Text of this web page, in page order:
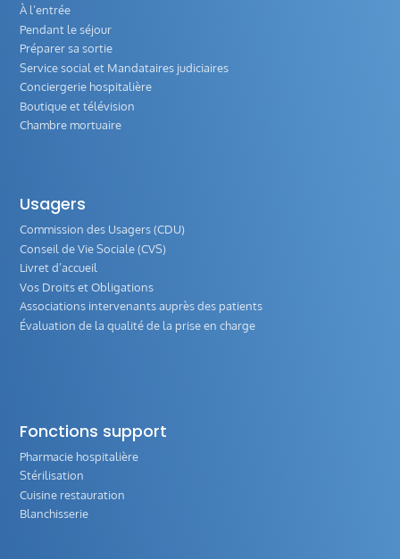
À l’entrée
Pendant le séjour
Préparer sa sortie
Service social et Mandataires judiciaires
Conciergerie hospitalière
Boutique et télévision
Chambre mortuaire
Usagers
Commission des Usagers (CDU)
Conseil de Vie Sociale (CVS)
Livret d’accueil
Vos Droits et Obligations
Associations intervenants auprès des patients
Évaluation de la qualité de la prise en charge
Fonctions support
Pharmacie hospitalière
Stérilisation
Cuisine restauration
Blanchisserie